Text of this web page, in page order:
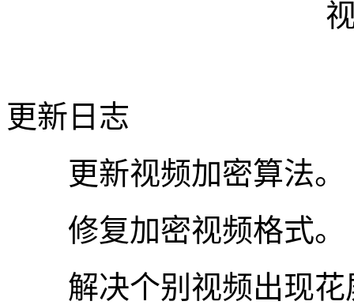
更新日志
更新视频加密算法。
修复加密视频格式。
解决个别视频出现花